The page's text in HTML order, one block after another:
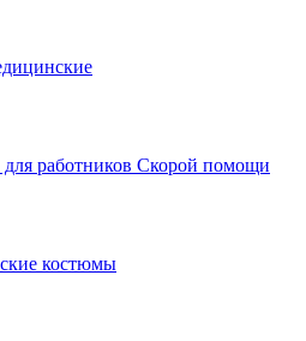
работников Скорой помощи
костюмы